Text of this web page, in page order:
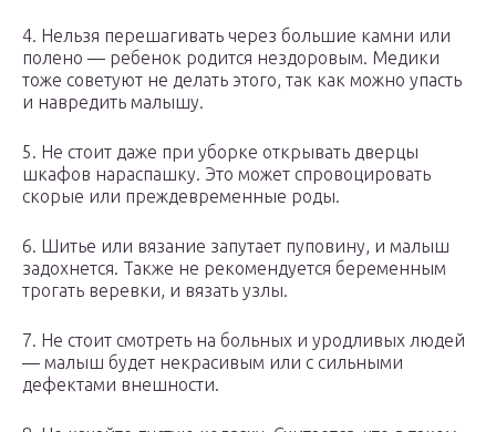
4. Нельзя перешагивать через большие камни или
полено — ребенок родится нездоровым. Медики
тоже советуют не делать этого, так как можно упасть
и навредить малышу.
5. Не стоит даже при уборке открывать дверцы
шкафов нараспашку. Это может спровоцировать
скорые или преждевременные роды.
6. Шитье или вязание запутает пуповину, и малыш
задохнется. Также не рекомендуется беременным
трогать веревки, и вязать узлы.
7. Не стоит смотреть на больных и уродливых людей
— малыш будет некрасивым или с сильными
дефектами внешности.